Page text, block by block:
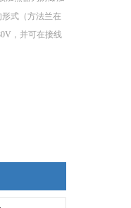
式（方法兰在
，并可在接线